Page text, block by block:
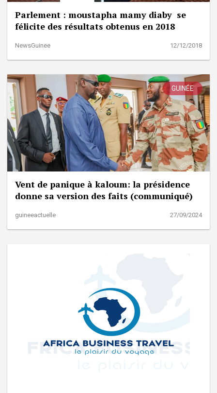
Parlement : moustapha mamy diaby se
félicite des résultats obtenus en 2018
NewsGuinee 12/12/2018
GUINÉE
Vent de panique à kaloum: la présidence
donne sa version des faits (communiqué)
guineeactuelle 27/09/2024